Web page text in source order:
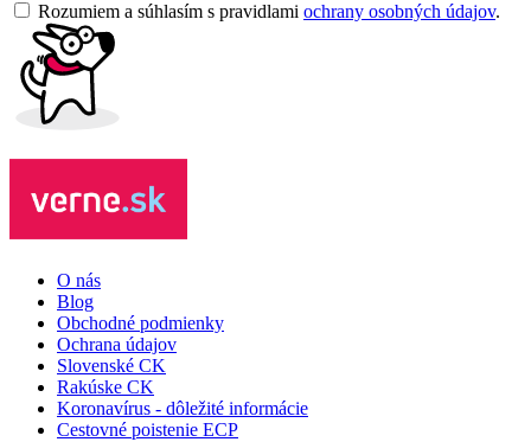
Rozumiem a súhlasím s pravidlami ochrany osobných údajov.
O nás
Blog
Obchodné podmienky
Ochrana údajov
Slovenské CK
Rakúske CK
Koronavírus - dôležité informácie
Cestovné poistenie ECP